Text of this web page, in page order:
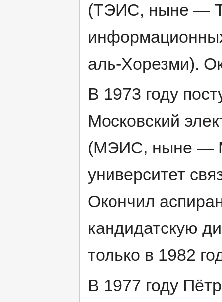
(ТЭИС, ныне —
аль-Хорезми).
В 1973 году
Московский
(МЭИС, ныне —
университет
Окончил
кандидатскую
только в 1982
В 1977 году